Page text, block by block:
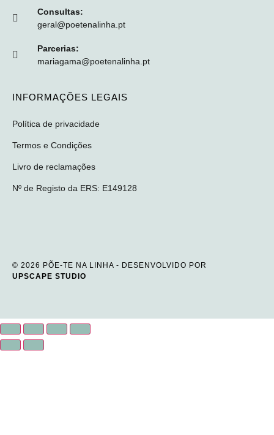
Consultas:
geral@poetenalinha.pt
Parcerias:
mariagama@poetenalinha.pt
INFORMAÇÕES LEGAIS
Política de privacidade
Termos e Condições
Livro de reclamações
Nº de Registo da ERS: E149128
© 2026 PÕE-TE NA LINHA - DESENVOLVIDO POR
UPSCAPE STUDIO